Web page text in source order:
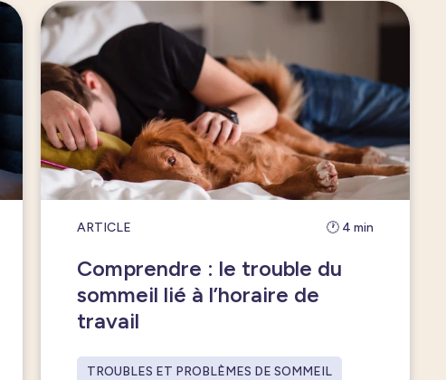
ARTICLE 🕐 4 min
Comprendre : le trouble du
sommeil lié à l’horaire de
travail
TROUBLES ET PROBLÈMES DE SOMMEIL